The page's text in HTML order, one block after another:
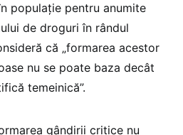
populație pentru anumite
de droguri în rândul
că „formarea acestor
nu se poate baza decât
temeinică”.
gândirii critice nu